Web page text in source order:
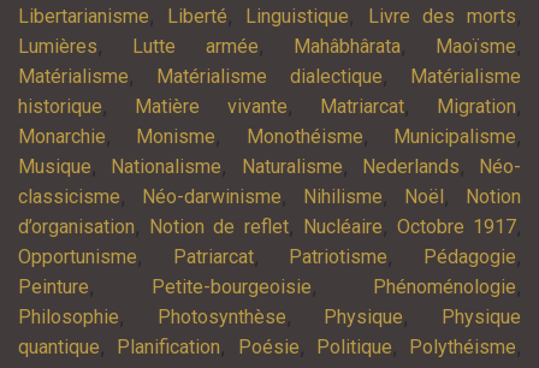
Libertarianisme, Liberté, Linguistique, Livre des morts,
Lumières, Lutte armée, Mahâbhârata, Maoïsme,
Matérialisme, Matérialisme dialectique,
Matérialisme
historique, Matière vivante, Matriarcat, Migration,
Monarchie, Monisme, Monothéisme, Municipalisme,
Musique, Nationalisme, Naturalisme, Nederlands,
Néo-
classicisme, Néo-darwinisme, Nihilisme, Noël ,
Notion
d’organisation, Notion de reflet, Nucléaire, Octobre 1917,
Opportunisme, Patriarcat, Patriotisme, Pédagogie,
Peinture, Petite-bourgeoisie, Phénoménologie,
Philosophie, Photosynthèse, Physique,
Physique
quantique, Planification, Poésie, Politique, Polythéisme,